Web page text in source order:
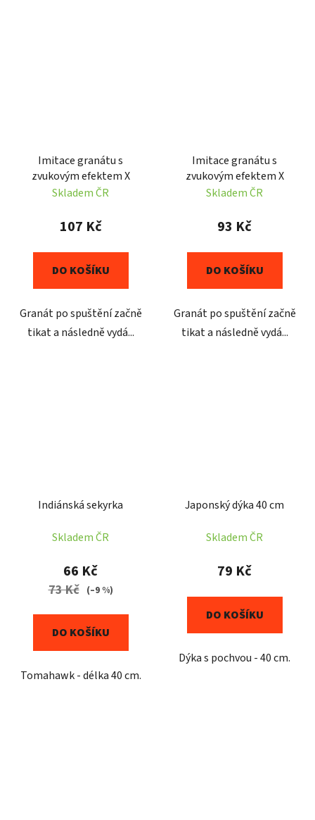
Imitace granátu s
zvukovým efektem X
Skladem ČR
107 Kč
DO KOŠÍKU
Granát po spuštění začně
tikat a následně vydá...
Imitace granátu s
zvukovým efektem X
Skladem ČR
93 Kč
DO KOŠÍKU
Granát po spuštění začně
tikat a následně vydá...
Indiánská sekyrka
Skladem ČR
66 Kč
73 Kč (–9 %)
DO KOŠÍKU
Tomahawk - délka 40 cm.
Japonský dýka 40 cm
Skladem ČR
79 Kč
DO KOŠÍKU
Dýka s pochvou - 40 cm.